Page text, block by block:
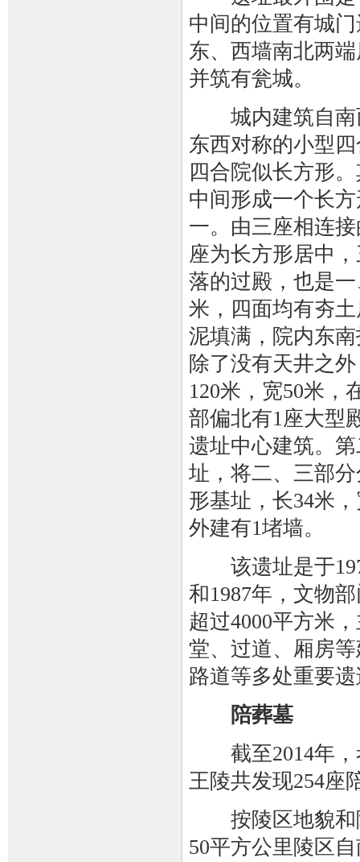
中间的位置有城
东、西墙南北两
并筑有瓮城。
城内建筑自南
东西对称的小型
四合院似长方形
中间形成一个长
一。由三座相连
座为长方形居中
落的过殿，也是
米，四面均有夯
泥填满，院内东
除了没有天井之
120米，宽50米，
部偏北有1座大型
遗址中心建筑。
址，将二、三部
形基址，长34米
外建有1堵墙。
该遗址是于
和1987年，文物
超过4000平方米
堂、过道、厢房
路道等多处重要
陪葬墓
截至2014年，
王陵共发现254座
按陵区地貌和
50平方公里陵区